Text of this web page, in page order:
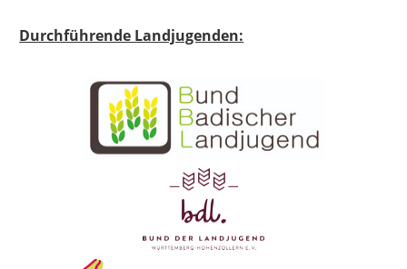
Durchführende Landjugenden: